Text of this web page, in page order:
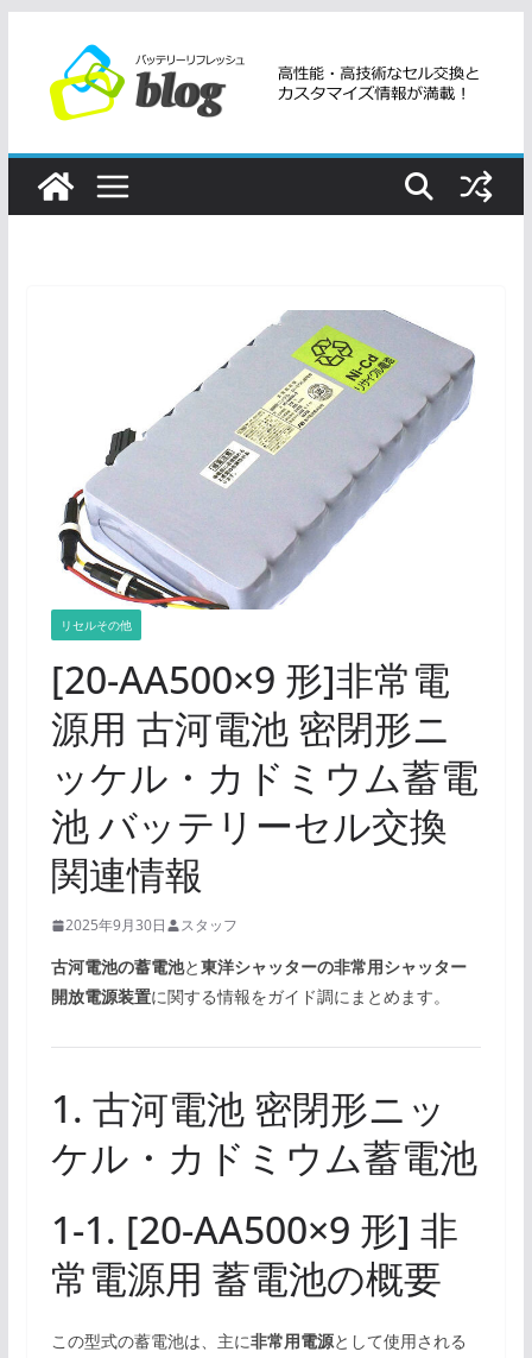
ツ
リセルその他
[20-AA500×9 形]非常電
源用 古河電池 密閉形ニ
ッケル・カドミウム蓄電
池 バッテリーセル交換
関連情報
2025年9月30日 スタッフ
古河電池の蓄電池と東洋シャッターの非常用シャッター
開放電源装置に関する情報をガイド調にまとめます。
1. 古河電池 密閉形ニッ
ケル・カドミウム蓄電池
1-1. [20-AA500×9 形] 非
常電源用 蓄電池の概要
この型式の蓄電池は、主に非常用電源として使用される